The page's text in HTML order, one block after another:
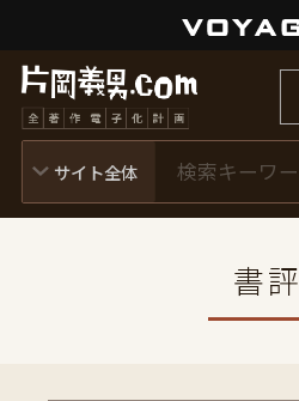
書評